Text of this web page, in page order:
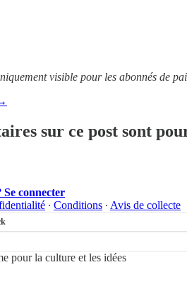
visible pour les abonnés de
sur ce post sont
Se connecter
∙ Conditions ∙ Avis de collecte
pour la culture et les idées